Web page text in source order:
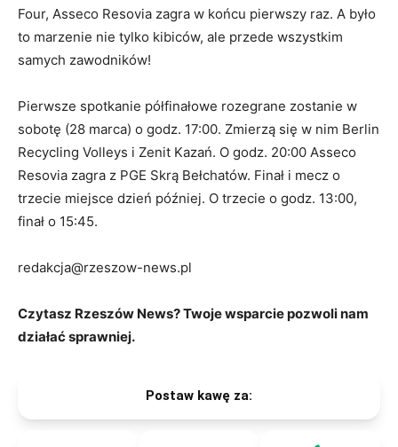
Four, Asseco Resovia zagra w końcu pierwszy raz. A było
to marzenie nie tylko kibiców, ale przede wszystkim
samych zawodników!
Pierwsze spotkanie półfinałowe rozegrane zostanie w
sobotę (28 marca) o godz. 17:00. Zmierzą się w nim Berlin
Recycling Volleys i Zenit Kazań. O godz. 20:00 Asseco
Resovia zagra z PGE Skrą Bełchatów. Finał i mecz o
trzecie miejsce dzień później. O trzecie o godz. 13:00,
finał o 15:45.
redakcja@rzeszow-news.pl
Czytasz Rzeszów News? Twoje wsparcie pozwoli nam
działać sprawniej.
Postaw kawę za: